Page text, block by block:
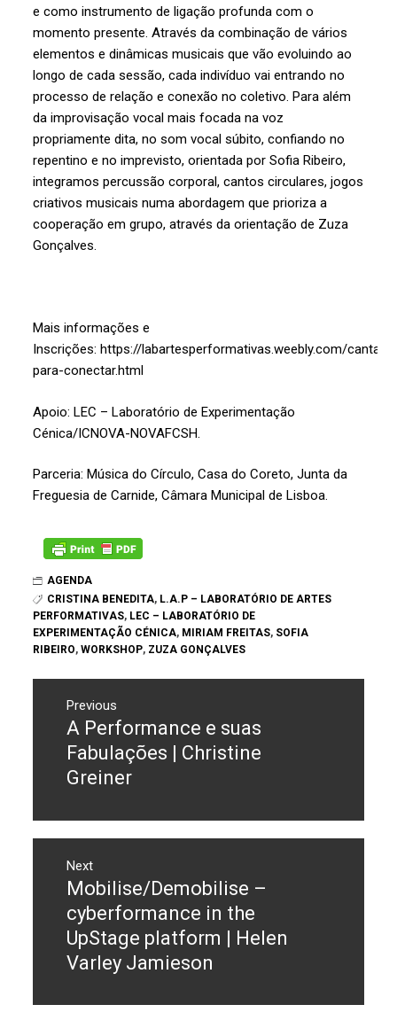
e como instrumento de ligação profunda com o
momento presente. Através da combinação de vários
elementos e dinâmicas musicais que vão evoluindo ao
longo de cada sessão, cada indivíduo vai entrando no
processo de relação e conexão no coletivo. Para além
da improvisação vocal mais focada na voz
propriamente dita, no som vocal súbito, confiando no
repentino e no imprevisto, orientada por Sofia Ribeiro,
integramos percussão corporal, cantos circulares, jogos
criativos musicais numa abordagem que prioriza a
cooperação em grupo, através da orientação de Zuza
Gonçalves.
Mais informações e
Inscrições:https://labartesperformativas.weebly.com/cantar-
para-conectar.html
Apoio: LEC – Laboratório de Experimentação
Cénica/ICNOVA-NOVAFCSH.
Parceria: Música do Círculo, Casa do Coreto, Junta da
Freguesia de Carnide, Câmara Municipal de Lisboa.
AGENDA
CRISTINA BENEDITA, L.A.P – LABORATÓRIO DE ARTES
PERFORMATIVAS, LEC – LABORATÓRIO DE
EXPERIMENTAÇÃO CÉNICA, MIRIAM FREITAS, SOFIA
RIBEIRO,WORKSHOP, ZUZA GONÇALVES
Navegação
artigos
Previous
Previous
post:
A Performance e suas
Fabulações | Christine
Greiner
Next
Next
post:
Mobilise/Demobilise –
cyberformance in the
UpStage platform | Helen
Varley Jamieson